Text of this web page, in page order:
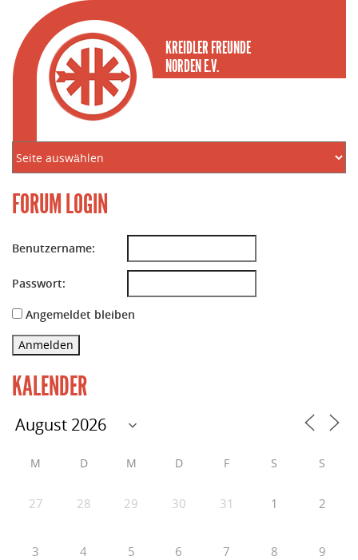
KREIDLER FREUNDE
NORDEN E.V.
FORUM LOGIN
Benutzername:
Passwort:
Angemeldet bleiben
Anmelden
KALENDER
M D M D F S S
27 28 29 30 31 1 2
3 4 5 6 7 8 9